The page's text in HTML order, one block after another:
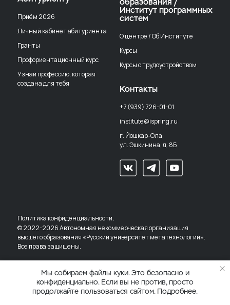
Приём 2026
Личный кабинет абитуриента
Гранты
Профориентационный курс
Узнай профессию, которая
создана для тебя
Институт программных
систем
О центре / Об Институте
Курсы
Курсы с трудоустройством
Контакты
+7 (939) 726-01-01
institute@ispring.ru
г. Йошкар-Ола,
ул. Эшкинина, д. 8Б
Политика конфиденциальности.
© 2022-2026 Автономная некоммерческая организация
высшего образования «Русский университет метатехнологий».
Все права защищены.
Мы собираем файлы куки. Это безопасно и
конфиденциально. Если вы не против, просто
продолжайте пользоваться сайтом. Подробнее.